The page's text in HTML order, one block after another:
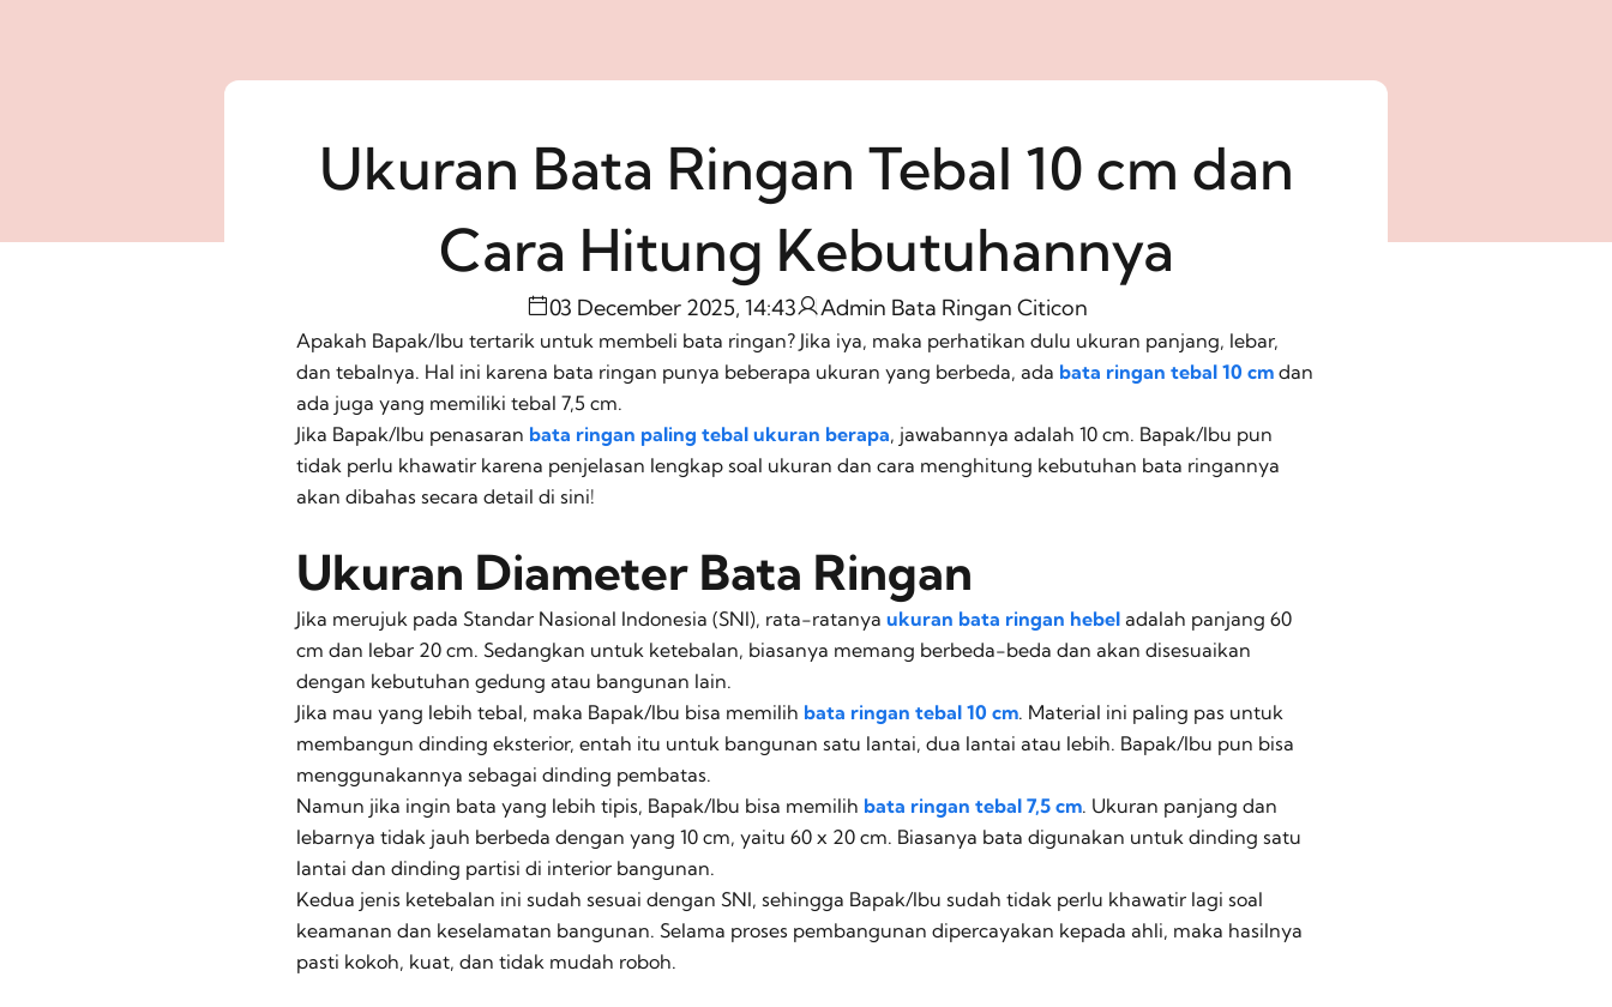
Ukuran Bata Ringan Tebal 10 cm dan
Cara Hitung Kebutuhannya
03 December 2025, 14:43 Admin Bata Ringan Citicon
Apakah Bapak/Ibu tertarik untuk membeli bata ringan? Jika iya, maka perhatikan dulu ukuran panjang, lebar,
dan tebalnya. Hal ini karena bata ringan punya beberapa ukuran yang berbeda, ada bata ringan tebal 10 cm dan
ada juga yang memiliki tebal 7,5 cm.
Jika Bapak/Ibu penasaran bata ringan paling tebal ukuran berapa, jawabannya adalah 10 cm. Bapak/Ibu pun
tidak perlu khawatir karena penjelasan lengkap soal ukuran dan cara menghitung kebutuhan bata ringannya
akan dibahas secara detail di sini!
Ukuran Diameter Bata Ringan
Jika merujuk pada Standar Nasional Indonesia (SNI), rata-ratanya ukuran bata ringan hebel adalah panjang 60
cm dan lebar 20 cm. Sedangkan untuk ketebalan, biasanya memang berbeda-beda dan akan disesuaikan
dengan kebutuhan gedung atau bangunan lain.
Jika mau yang lebih tebal, maka Bapak/Ibu bisa memilih bata ringan tebal 10 cm. Material ini paling pas untuk
membangun dinding eksterior, entah itu untuk bangunan satu lantai, dua lantai atau lebih. Bapak/Ibu pun bisa
menggunakannya sebagai dinding pembatas.
Namun jika ingin bata yang lebih tipis, Bapak/Ibu bisa memilih bata ringan tebal 7,5 cm. Ukuran panjang dan
lebarnya tidak jauh berbeda dengan yang 10 cm, yaitu 60 x 20 cm. Biasanya bata digunakan untuk dinding satu
lantai dan dinding partisi di interior bangunan.
Kedua jenis ketebalan ini sudah sesuai dengan SNI, sehingga Bapak/Ibu sudah tidak perlu khawatir lagi soal
keamanan dan keselamatan bangunan. Selama proses pembangunan dipercayakan kepada ahli, maka hasilnya
pasti kokoh, kuat, dan tidak mudah roboh.